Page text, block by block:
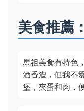
美食推薦
馬祖美食有特色
酒香濃，但我不
堡，夾蛋和肉，